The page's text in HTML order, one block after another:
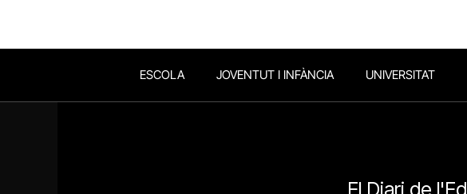
ESCOLA JOVENTUT I INFÀNCIA UNIVERSITAT